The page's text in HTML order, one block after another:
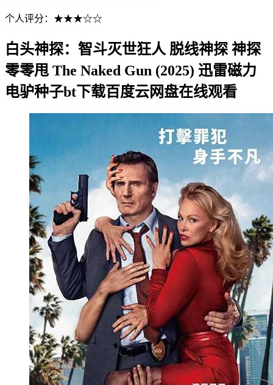
个人评分：★★★☆☆
白头神探：智斗灭世狂人 脱线神探 神探
零零甩 The Naked Gun (2025) 迅雷磁力
电驴种子bt下载百度云网盘在线观看